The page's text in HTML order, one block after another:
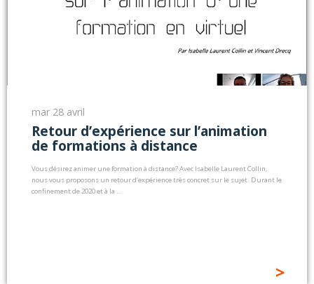
mar 28 avril
Retour d’expérience sur l’animation
de formations à distance
Vous désirez animer une formation à distance? Avec Isabelle Laurent Collin,
nous vous proposons un retour d’expérience très concret sur le sujet. Durant le
confinement de 2020 et à la …
>